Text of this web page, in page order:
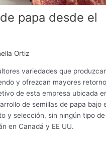
papa desde el
Ortiz
variedades que
y ofrezcan mayores
de esta empresa ubicada
de semillas de papa bajo
y selección, sin ningún tipo de
en Canadá y EE UU.